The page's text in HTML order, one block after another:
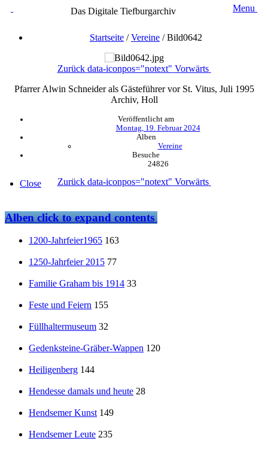
Das Digitale Tiefburgarchiv Menu
Startseite /Vereine /Bild0642
Zurück data-iconpos="notext" Vorwärts
Pfarrer Alwin Schneider als Gästeführer vor St. Vitus, Juli 1995
Archiv, Holl
Veröffentlicht am
Montag, 19. Februar 2024
Alben
Vereine
Besuche
24826
Zurück data-iconpos="notext" Vorwärts
Close
Albenclick to expand contents
1200-Jahrfeier1965 163
1250-Jahrfeier 2015 77
Familie Graham bis 1914 33
Feste und Feiern 155
Füllhaltermuseum 32
Gedenksteine-Gräber-Wappen 120
Heiligenberg 144
Hendesse damals und heute 28
Hendsemer Kunst 149
Hendsemer Leute 235